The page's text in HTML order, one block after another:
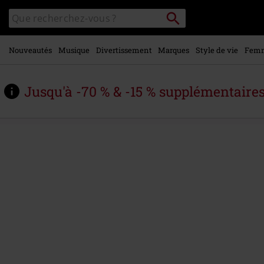
contenu
principal
Rechercher
sur
le
catalogue
Rechercher
Nouveautés Musique Divertissement Marques Style de vie
Jusqu'à -70 % & -15 %